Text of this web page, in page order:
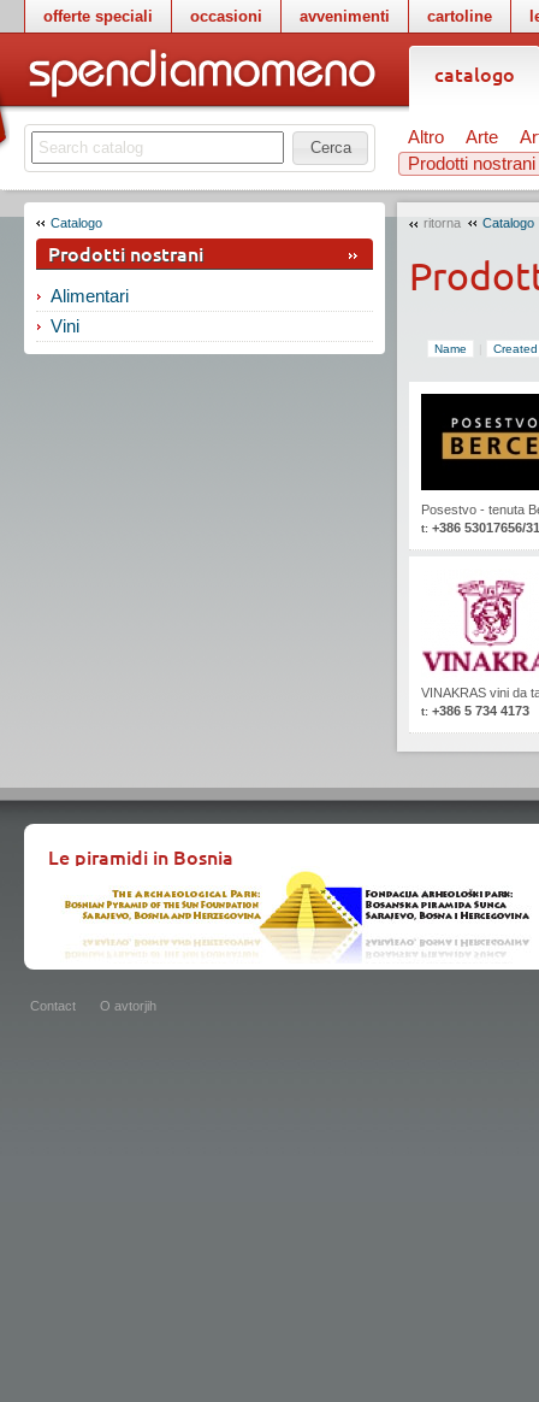
offerte speciali occasioni avvenimenti cartoline
catalogo
Cerca
Altro Arte
Prodotti nostrani
Catalogo
Prodotti nostrani
Alimentari
Vini
ritorna Catalogo
Name Created
Posestvo - tenuta
t: +386 53017656/
VINAKRAS vini da
t: +386 5 734 4173
Le piramidi in Bosnia
Contact O avtorjih